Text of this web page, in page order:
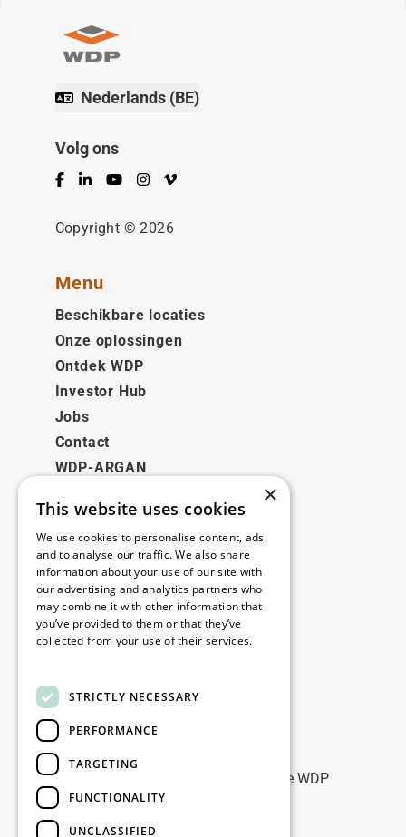
Nederlands (BE)
Volg ons
Facebook
LinkedInYouTubeInstagram
Vimeo
Copyright © 2026
Menu
Beschikbare locaties
Onze oplossingen
Ontdek WDP
Investor Hub
Jobs
Contact
WDP-ARGAN
Juridisch
Disclaimer
Privacybeleid
Cookie Policy
Contact
Blijf op de hoogte
Blijf up-to-date: meld u aan voor onze WDP
Marketing nieuwsbrieven
×
This website uses cookies
We use cookies to personalise content, ads
and to analyse our traffic. We also share
information about your use of our site with
our advertising and analytics partners who
may combine it with other information that
you’ve provided to them or that they’ve
collected from your use of their services.
STRICTLY NECESSARY
PERFORMANCE
TARGETING
FUNCTIONALITY
UNCLASSIFIED